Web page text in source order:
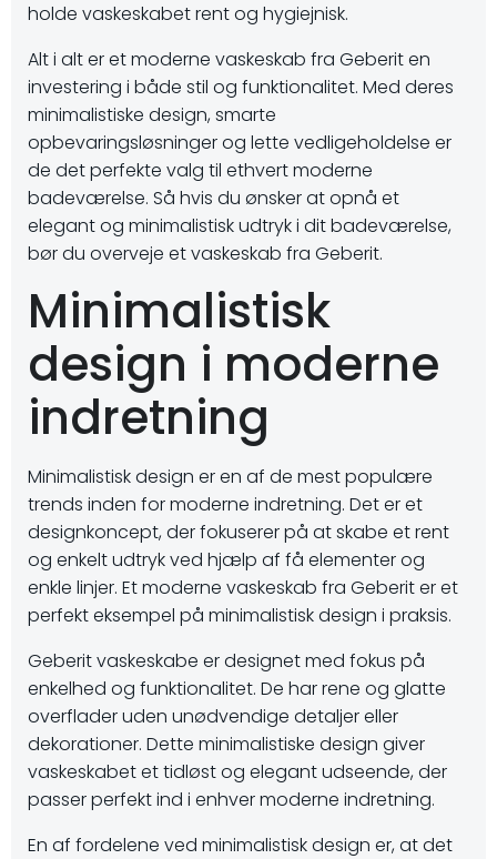
holde vaskeskabet rent og hygiejnisk.
Alt i alt er et moderne vaskeskab fra Geberit en
investering i både stil og funktionalitet. Med deres
minimalistiske design, smarte
opbevaringsløsninger og lette vedligeholdelse er
de det perfekte valg til ethvert moderne
badeværelse. Så hvis du ønsker at opnå et
elegant og minimalistisk udtryk i dit badeværelse,
bør du overveje et vaskeskab fra Geberit.
Minimalistisk
design i moderne
indretning
Minimalistisk design er en af ​​de mest populære
trends inden for moderne indretning. Det er et
designkoncept, der fokuserer på at skabe et rent
og enkelt udtryk ved hjælp af få elementer og
enkle linjer. Et moderne vaskeskab fra Geberit er et
perfekt eksempel på minimalistisk design i praksis.
Geberit vaskeskabe er designet med fokus på
enkelhed og funktionalitet. De har rene og glatte
overflader uden unødvendige detaljer eller
dekorationer. Dette minimalistiske design giver
vaskeskabet et tidløst og elegant udseende, der
passer perfekt ind i enhver moderne indretning.
En af fordelene ved minimalistisk design er, at det